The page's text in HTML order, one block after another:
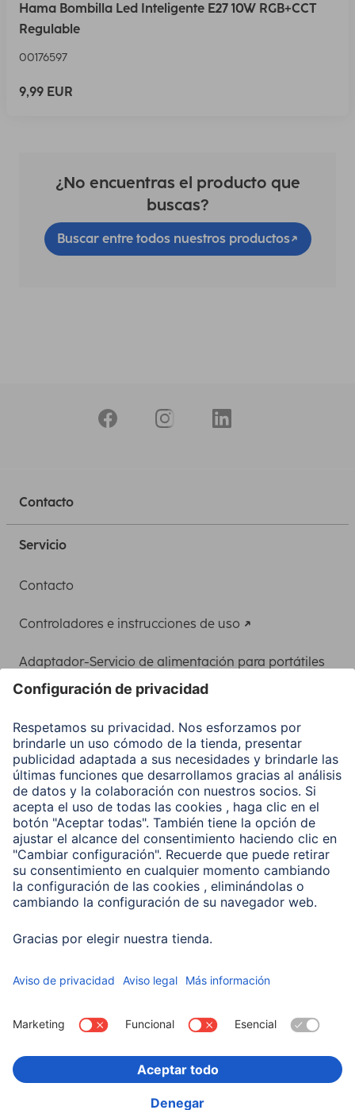
Hama Bombilla Led Inteligente E27 10W RGB+CCT
Regulable
00176597
9,99 EUR
¿No encuentras el producto que
buscas?
Buscar entre todos nuestros productos
Contacto
Servicio
Contacto
Controladores e instrucciones de uso
Adaptador-Servicio de alimentación para portátiles
Clientes online
Conviértete en distribuidor
Compañía
Historia de la empresa
Hama en todo el Mundo
Sostenibilidad
Business-Portal
Escoger Pais